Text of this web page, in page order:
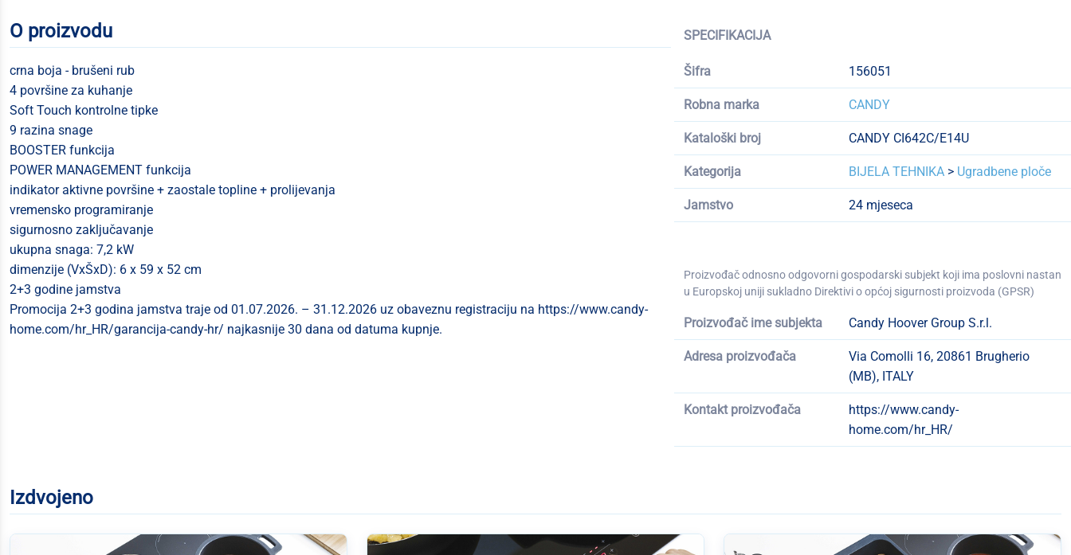
SPECIFIKACIJA
Šifra 156051
Robna marka CANDY
Kataloški broj CANDY CI642C/E14U
Kategorija BIJELA TEHNIKA > Ugradbene ploče
Jamstvo 24 mjeseca
Proizvođač odnosno odgovorni gospodarski subjekt koji ima poslovni nastan
u Europskoj uniji sukladno Direktivi o općoj sigurnosti proizvoda (GPSR)
Proizvođač ime subjekta Candy Hoover Group S.r.l.
Adresa proizvođača
Via Comolli 16, 20861 Brugherio
(MB), ITALY
Kontakt proizvođača
https://www.candy-
home.com/hr_HR/
O proizvodu
crna boja - brušeni rub
4 površine za kuhanje
Soft Touch kontrolne tipke
9 razina snage
BOOSTER funkcija
POWER MANAGEMENT funkcija
indikator aktivne površine + zaostale topline + prolijevanja
vremensko programiranje
sigurnosno zaključavanje
ukupna snaga: 7,2 kW
dimenzije (VxŠxD): 6 x 59 x 52 cm
2+3 godine jamstva
Promocija 2+3 godina jamstva traje od 01.07.2026. – 31.12.2026 uz obaveznu registraciju na https://www.candy-
home.com/hr_HR/garancija-candy-hr/ najkasnije 30 dana od datuma kupnje.
Izdvojeno